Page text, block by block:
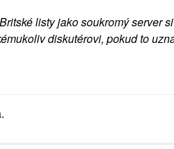
listy jako soukromý server
diskutérovi, pokud to